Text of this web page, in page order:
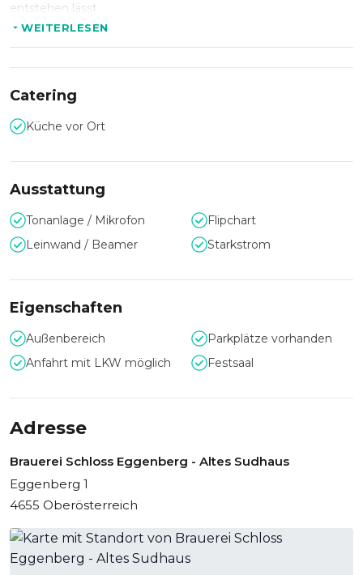
entstehen lässt.
Als Highlight für jedes Fest bieten wir auch
WEITERLESEN
Catering
Küche vor Ort
Ausstattung
Tonanlage / Mikrofon
Flipchart
Leinwand / Beamer
Starkstrom
Eigenschaften
Außenbereich
Parkplätze vorhanden
Anfahrt mit LKW möglich
Festsaal
Adresse
Brauerei Schloss Eggenberg - Altes Sudhaus
Eggenberg 1
4655 Oberösterreich